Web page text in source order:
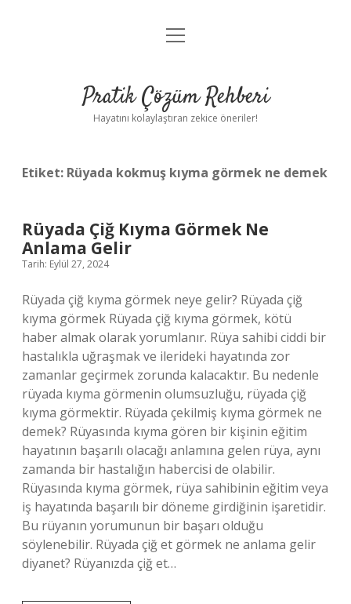
Anasayfa
Yasal Uyarı
menüyü
Pratik Çözüm Rehberi
Hayatını kolaylaştıran zekice öneriler!
Etiket: Rüyada kokmuş kıyma görmek ne demek
Rüyada Çiğ Kıyma Görmek Ne
Anlama Gelir
Tarih: Eylül 27, 2024
Rüyada çiğ kıyma görmek neye gelir? Rüyada çiğ
kıyma görmek Rüyada çiğ kıyma görmek, kötü
haber almak olarak yorumlanır. Rüya sahibi ciddi bir
hastalıkla uğraşmak ve ilerideki hayatında zor
zamanlar geçirmek zorunda kalacaktır. Bu nedenle
rüyada kıyma görmenin olumsuzluğu, rüyada çiğ
kıyma görmektir. Rüyada çekilmiş kıyma görmek ne
demek? Rüyasında kıyma gören bir kişinin eğitim
hayatının başarılı olacağı anlamına gelen rüya, aynı
zamanda bir hastalığın habercisi de olabilir.
Rüyasında kıyma görmek, rüya sahibinin eğitim veya
iş hayatında başarılı bir döneme girdiğinin işaretidir.
Bu rüyanın yorumunun bir başarı olduğu
söylenebilir. Rüyada çiğ et görmek ne anlama gelir
diyanet? Rüyanızda çiğ et…